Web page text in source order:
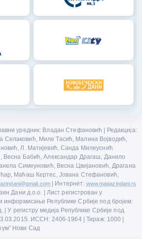
уредник: Владан Стефановић | Редакција:
Миле Тасић, Малина Војводић,
Л. Матијевић, Санда Милеуснић
Весна Бабић, Александар Драгаш, Данило
Симеуновић, Весна Цвијановић, Драгана
Маћаш Кертес, Јована Стефановић,
| Интернет: www.magazindani.rs
Дани д.о.о. | Лист регистрован у
информисање Републике Србије под бројем:
| У регистру медија Републике Србије под
ИССН: 2406-1964 | Тираж: 1000 |
Нови Сад